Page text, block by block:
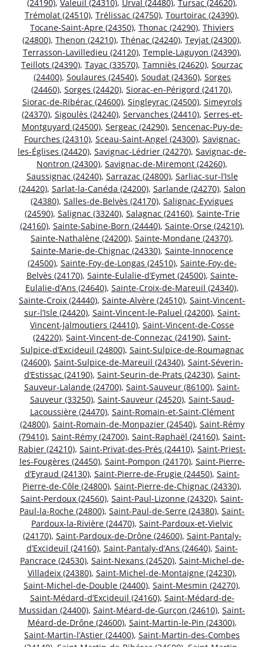
(24190), Valeuil (24310), Urval (24480), Tursac (24620),
Trémolat (24510), Trélissac (24750), Tourtoirac (24390),
Tocane-Saint-Apre (24350), Thonac (24290), Thiviers
(24800), Thenon (24210), Thénac (24240), Teyjat (24300),
Terrasson-Lavilledieu (24120), Temple-Laguyon (24390),
Teillots (24390), Tayac (33570), Tamniès (24620), Sourzac
(24400), Soulaures (24540), Soudat (24360), Sorges
(24460), Sorges (24420), Siorac-en-Périgord (24170),
Siorac-de-Ribérac (24600), Singleyrac (24500), Simeyrols
(24370), Sigoulès (24240), Servanches (24410), Serres-et-
Montguyard (24500), Sergeac (24290), Sencenac-Puy-de-
Fourches (24310), Sceau-Saint-Angel (24300), Savignac-
les-Églises (24420), Savignac-Lédrier (24270), Savignac-de-
Nontron (24300), Savignac-de-Miremont (24260),
Saussignac (24240), Sarrazac (24800), Sarliac-sur-l’Isle
(24420), Sarlat-la-Canéda (24200), Sarlande (24270), Salon
(24380), Salles-de-Belvès (24170), Salignac-Eyvigues
(24590), Salignac (33240), Salagnac (24160), Sainte-Trie
(24160), Sainte-Sabine-Born (24440), Sainte-Orse (24210),
Sainte-Nathalène (24200), Sainte-Mondane (24370),
Sainte-Marie-de-Chignac (24330), Sainte-Innocence
(24500), Sainte-Foy-de-Longas (24510), Sainte-Foy-de-
Belvès (24170), Sainte-Eulalie-d’Eymet (24500), Sainte-
Eulalie-d’Ans (24640), Sainte-Croix-de-Mareuil (24340),
Sainte-Croix (24440), Sainte-Alvère (24510), Saint-Vincent-
sur-l’Isle (24420), Saint-Vincent-le-Paluel (24200), Saint-
Vincent-Jalmoutiers (24410), Saint-Vincent-de-Cosse
(24220), Saint-Vincent-de-Connezac (24190), Saint-
Sulpice-d’Excideuil (24800), Saint-Sulpice-de-Roumagnac
(24600), Saint-Sulpice-de-Mareuil (24340), Saint-Séverin-
d’Estissac (24190), Saint-Seurin-de-Prats (24230), Saint-
Sauveur-Lalande (24700), Saint-Sauveur (86100), Saint-
Sauveur (33250), Saint-Sauveur (24520), Saint-Saud-
Lacoussière (24470), Saint-Romain-et-Saint-Clément
(24800), Saint-Romain-de-Monpazier (24540), Saint-Rémy
(79410), Saint-Rémy (24700), Saint-Raphaël (24160), Saint-
Rabier (24210), Saint-Privat-des-Prés (24410), Saint-Priest-
les-Fougères (24450), Saint-Pompon (24170), Saint-Pierre-
d’Eyraud (24130), Saint-Pierre-de-Frugie (24450), Saint-
Pierre-de-Côle (24800), Saint-Pierre-de-Chignac (24330),
Saint-Perdoux (24560), Saint-Paul-Lizonne (24320), Saint-
Paul-la-Roche (24800), Saint-Paul-de-Serre (24380), Saint-
Pardoux-la-Rivière (24470), Saint-Pardoux-et-Vielvic
(24170), Saint-Pardoux-de-Drône (24600), Saint-Pantaly-
d’Excideuil (24160), Saint-Pantaly-d’Ans (24640), Saint-
Pancrace (24530), Saint-Nexans (24520), Saint-Michel-de-
Villadeix (24380), Saint-Michel-de-Montaigne (24230),
Saint-Michel-de-Double (24400), Saint-Mesmin (24270),
Saint-Médard-d’Excideuil (24160), Saint-Médard-de-
Mussidan (24400), Saint-Méard-de-Gurçon (24610), Saint-
Méard-de-Drône (24600), Saint-Martin-le-Pin (24300),
Saint-Martin-l’Astier (24400), Saint-Martin-des-Combes